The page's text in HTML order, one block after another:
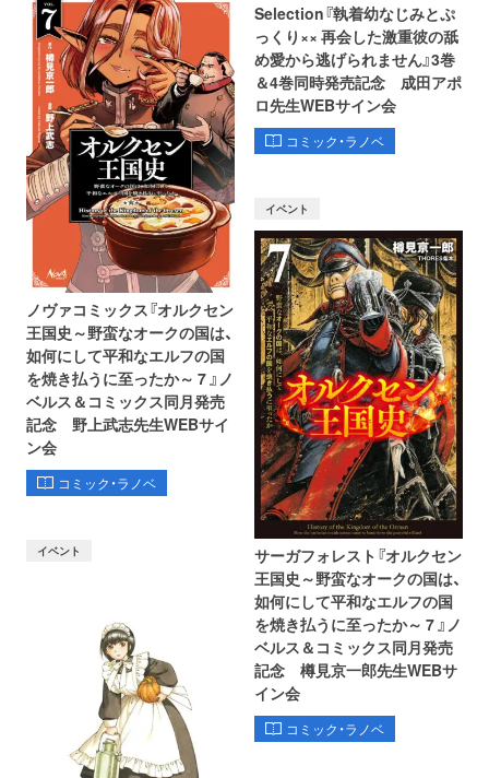
Selection『執着幼なじみとぷ
っくり×× 再会した激重彼の舐
め愛から逃げられません』3巻
＆4巻同時発売記念 成田アポ
ロ先生WEBサイン会
コミック・ラノベ
ノヴァコミックス『オルクセン
王国史～野蛮なオークの国は、
如何にして平和なエルフの国
を焼き払うに至ったか～ 7 』ノ
ベルス＆コミックス同月発売
記念 野上武志先生WEBサイ
ン会
コミック・ラノベ
イベント
サーガフォレスト『オルクセン
王国史～野蛮なオークの国は、
如何にして平和なエルフの国
を焼き払うに至ったか～ 7 』ノ
ベルス＆コミックス同月発売
記念 樽見京一郎先生WEBサ
イン会
コミック・ラノベ
イベント